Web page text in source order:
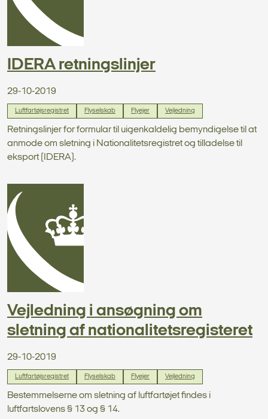
IDERA retningslinjer
29-10-2019
Luftfartøjsregistret Flyselskab Flyejer Vejledning
Retningslinjer for formular til uigenkaldelig bemyndigelse til at
anmode om sletning i Nationalitetsregistret og tilladelse til
eksport (IDERA).
Vejledning i ansøgning om
sletning af nationalitetsregisteret
29-10-2019
Luftfartøjsregistret Flyselskab Flyejer Vejledning
Bestemmelserne om sletning af luftfartøjet findes i
luftfartslovens § 13 og § 14.